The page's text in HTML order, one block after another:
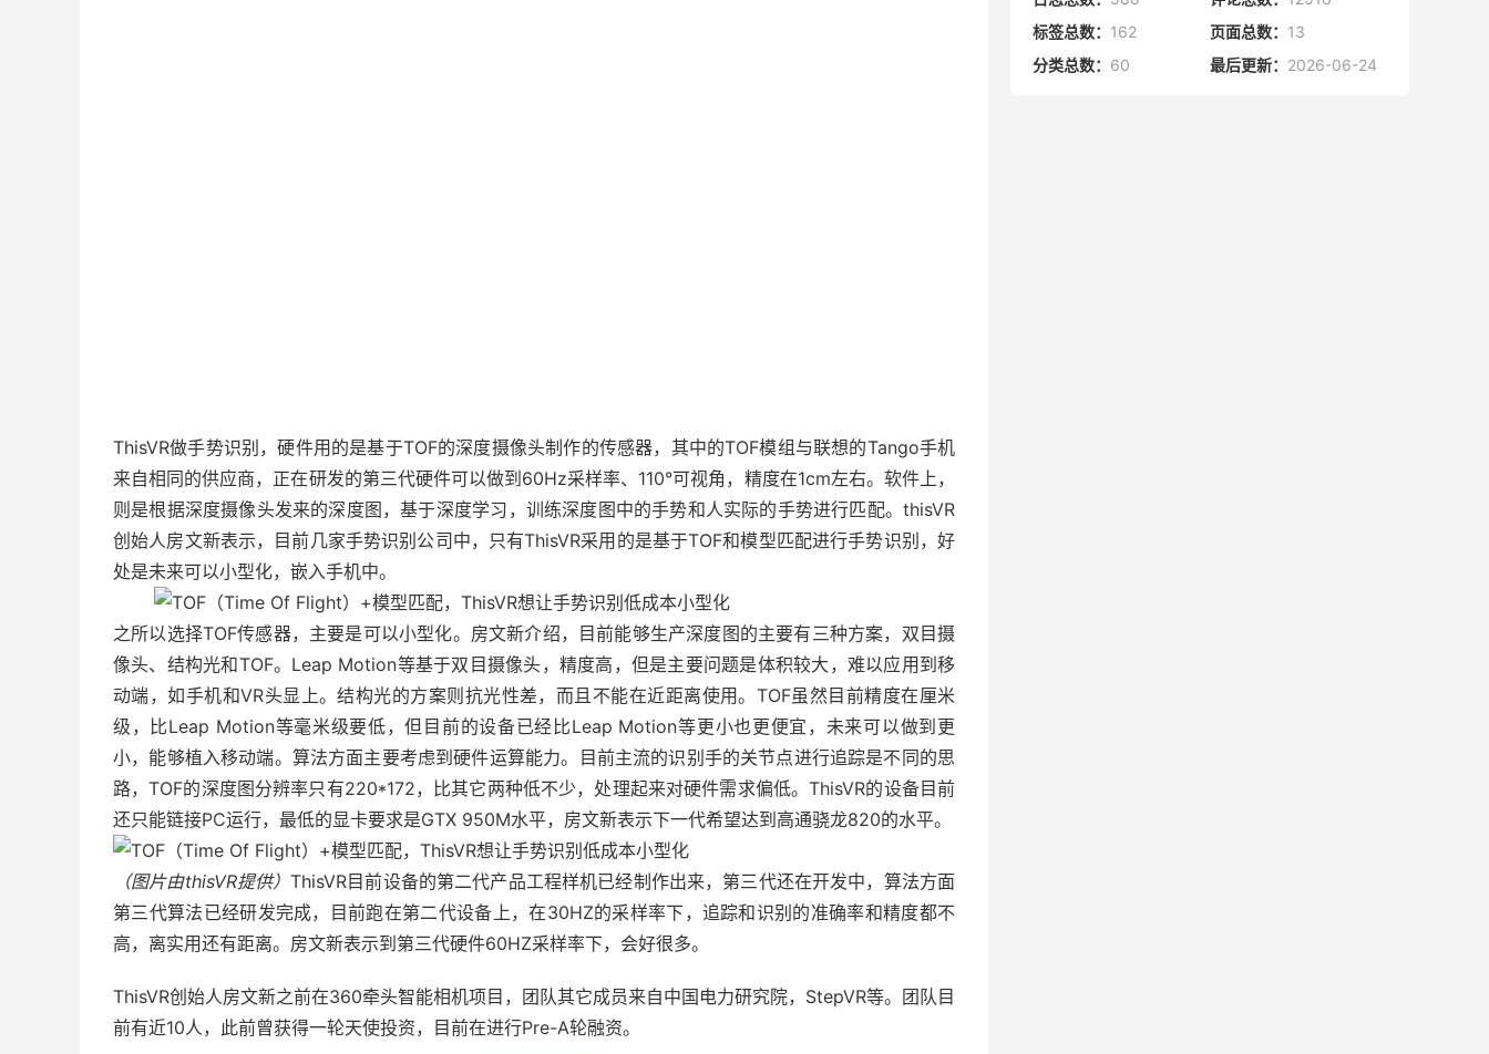
ThisVR做手势识别，硬件用的是基于TOF的深度摄像头制作的传感器，其中的TOF模组与联想的Tango手机
来自相同的供应商，正在研发的第三代硬件可以做到60Hz采样率、110°可视角，精度在1cm左右。软件上，
则是根据深度摄像头发来的深度图，基于深度学习，训练深度图中的手势和人实际的手势进行匹配。thisVR
创始人房文新表示，目前几家手势识别公司中，只有ThisVR采用的是基于TOF和模型匹配进行手势识别，好
处是未来可以小型化，嵌入手机中。
之所以选择TOF传感器，主要是可以小型化。房文新介绍，目前能够生产深度图的主要有三种方案，双目摄
像头、结构光和TOF。Leap Motion等基于双目摄像头，精度高，但是主要问题是体积较大，难以应用到移
动端，如手机和VR头显上。结构光的方案则抗光性差，而且不能在近距离使用。TOF虽然目前精度在厘米
级，比Leap Motion等毫米级要低，但目前的设备已经比Leap Motion等更小也更便宜，未来可以做到更
小，能够植入移动端。算法方面主要考虑到硬件运算能力。目前主流的识别手的关节点进行追踪是不同的思
路，TOF的深度图分辨率只有220*172，比其它两种低不少，处理起来对硬件需求偏低。ThisVR的设备目前
还只能链接PC运行，最低的显卡要求是GTX 950M水平，房文新表示下一代希望达到高通骁龙820的水平。
（图片由thisVR提供）ThisVR目前设备的第二代产品工程样机已经制作出来，第三代还在开发中，算法方面
第三代算法已经研发完成，目前跑在第二代设备上，在30HZ的采样率下，追踪和识别的准确率和精度都不
高，离实用还有距离。房文新表示到第三代硬件60HZ采样率下，会好很多。
ThisVR创始人房文新之前在360牵头智能相机项目，团队其它成员来自中国电力研究院，StepVR等。团队目
前有近10人，此前曾获得一轮天使投资，目前在进行Pre-A轮融资。
标签总数： 162 页面总数： 13
分类总数： 60 最后更新： 2026-06-24